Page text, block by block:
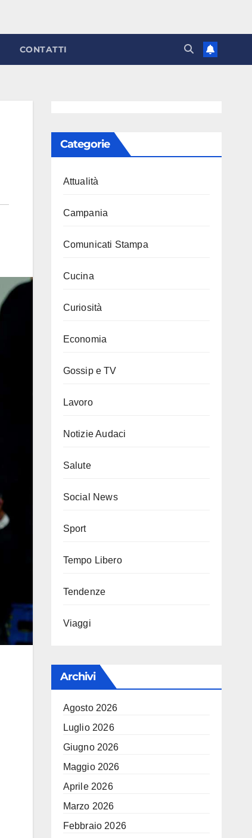
CONTATTI
Categorie
Attualità
Campania
Comunicati Stampa
Cucina
Curiosità
Economia
Gossip e TV
Lavoro
Notizie Audaci
Salute
Social News
Sport
Tempo Libero
Tendenze
Viaggi
Archivi
Agosto 2026
Luglio 2026
Giugno 2026
Maggio 2026
Aprile 2026
Marzo 2026
Febbraio 2026